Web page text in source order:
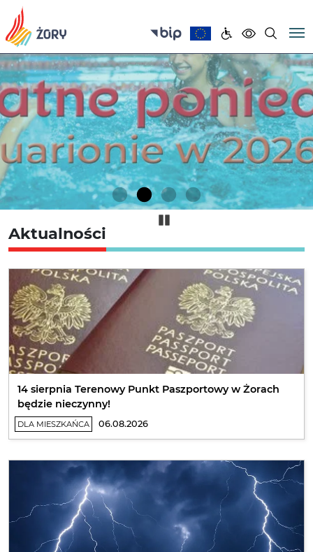
Aktualności
14 sierpnia Terenowy Punkt Paszportowy w Żorach
będzie nieczynny!
DLA MIESZKAŃCA 06.08.2026